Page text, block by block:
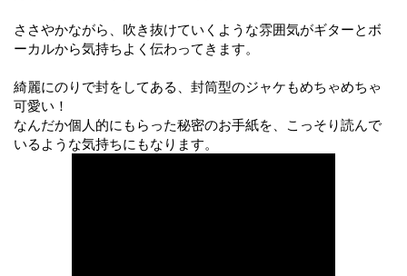
ささやかながら、吹き抜けていくような雰囲気がギターとボ
ーカルから気持ちよく伝わってきます。
綺麗にのりで封をしてある、封筒型のジャケもめちゃめちゃ
可愛い！
なんだか個人的にもらった秘密のお手紙を、こっそり読んで
いるような気持ちにもなります。